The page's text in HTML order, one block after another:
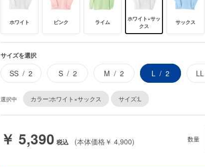
ホワイト ピンク ライム
ホワイト×サッ
クス
サックス
サイズを選択
SS 2 S 2 M 2 L 2 LL
選択中 カラー:ホワイト×サックス サイズ:L
￥ 5,390 (本体価格￥ 4,900) 数量